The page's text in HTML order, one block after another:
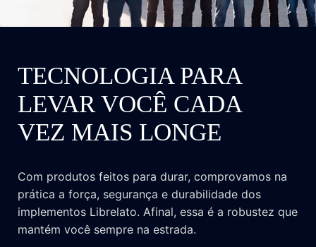
TECNOLOGIA PARA
LEVAR VOCÊ CADA
VEZ MAIS LONGE
Com produtos feitos para durar, comprovamos na
prática a força, segurança e durabilidade dos
implementos Librelato. Afinal, essa é a robustez que
mantém você sempre na estrada.